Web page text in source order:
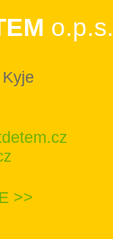
o.p.s.
>>